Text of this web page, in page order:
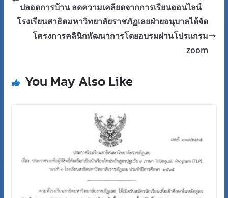
ปลอดการบ้าน ลดความเคลียดจากการเรียนออนไลน์
โรงเรียนสาธิตมหาวิทยาลัยราชภัฏเลยฝ่ายอนุบาลได้จัด
โครงการคลินิกพัฒนาการโดยอบรมผ่านโปรแกรม
zoom
You May Also Like